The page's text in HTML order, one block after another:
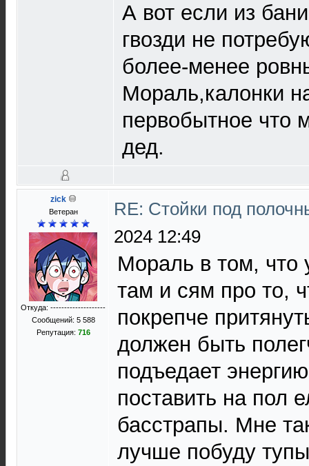
А вот если из
гвозди не
более-менее
Мораль,калонки
первобытное что
дед.
zick
Ветеран
Откуда: --------------------
Сообщений: 5 588
Репутация: 716
RE: Стойки под
2024 12:49
Мораль в том,
там и сям про то,
покрепче
должен быть
подъедает
поставить на пол
басстрапы. Мне
лучше побуду